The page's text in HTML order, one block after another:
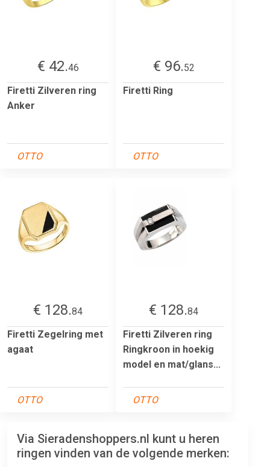
€ 42.46
Firetti Zilveren ring
Anker
OTTO
€ 96.52
Firetti Ring
OTTO
€ 128.84
Firetti Zegelring met
agaat
OTTO
€ 128.84
Firetti Zilveren ring
Ringkroon in hoekig
model en mat/glans...
OTTO
Via Sieradenshoppers.nl kunt u heren
ringen vinden van de volgende merken: